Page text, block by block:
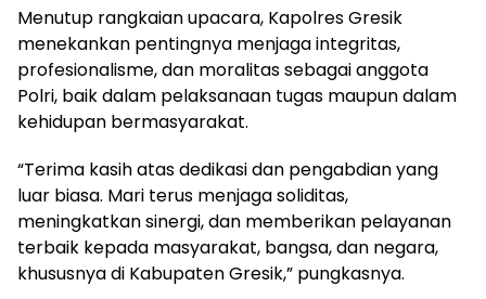
Menutup rangkaian upacara, Kapolres Gresik
menekankan pentingnya menjaga integritas,
profesionalisme, dan moralitas sebagai anggota
Polri, baik dalam pelaksanaan tugas maupun dalam
kehidupan bermasyarakat.
“Terima kasih atas dedikasi dan pengabdian yang
luar biasa. Mari terus menjaga soliditas,
meningkatkan sinergi, dan memberikan pelayanan
terbaik kepada masyarakat, bangsa, dan negara,
khususnya di Kabupaten Gresik,” pungkasnya.